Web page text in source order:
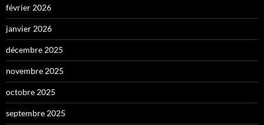
février 2026
janvier 2026
décembre 2025
novembre 2025
octobre 2025
septembre 2025